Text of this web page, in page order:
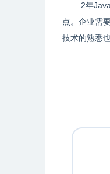
2年
点。企业需
技术的熟悉